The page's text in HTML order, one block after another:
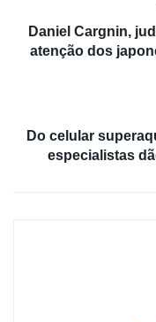
Daniel Cargnin,
atenção dos
Do celular
especialistas